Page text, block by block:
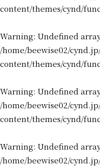
content/themes/cynd/
Warning: Undefined
/home/beewise02/
content/themes/cynd/
Warning: Undefined
/home/beewise02/
content/themes/cynd/
Warning: Undefined
/home/beewise02/